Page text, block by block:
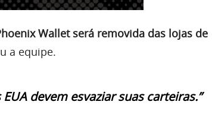
Wallet será removida das lojas de
a equipe.
devem esvaziar suas carteiras.”